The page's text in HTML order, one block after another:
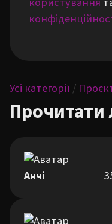
Усі категорії /
Прочитати
Анчі